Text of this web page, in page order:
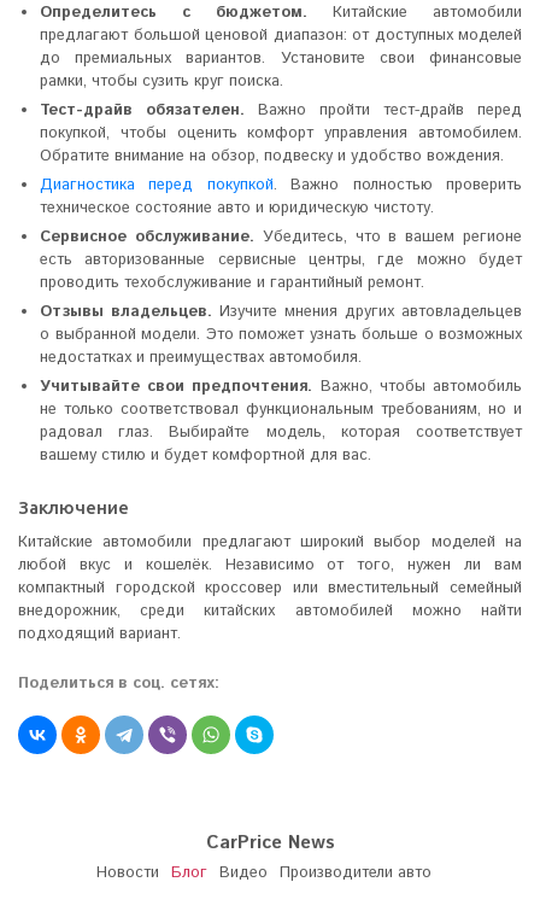
CarPrice News
Новости Блог Видео Производители авто
Определитесь с бюджетом. Китайские автомобили
предлагают большой ценовой диапазон: от доступных моделей
до премиальных вариантов. Установите свои финансовые
рамки, чтобы сузить круг поиска.
Тест-драйв обязателен. Важно пройти тест-драйв перед
покупкой, чтобы оценить комфорт управления автомобилем.
Обратите внимание на обзор, подвеску и удобство вождения.
Диагностика перед покупкой. Важно полностью проверить
техническое состояние авто и юридическую чистоту.
Сервисное обслуживание. Убедитесь, что в вашем регионе
есть авторизованные сервисные центры, где можно будет
проводить техобслуживание и гарантийный ремонт.
Отзывы владельцев. Изучите мнения других автовладельцев
о выбранной модели. Это поможет узнать больше о возможных
недостатках и преимуществах автомобиля.
Учитывайте свои предпочтения. Важно, чтобы автомобиль
не только соответствовал функциональным требованиям, но и
радовал глаз. Выбирайте модель, которая соответствует
вашему стилю и будет комфортной для вас.
Заключение
Китайские автомобили предлагают широкий выбор моделей на
любой вкус и кошелёк. Независимо от того, нужен ли вам
компактный городской кроссовер или вместительный семейный
внедорожник, среди китайских автомобилей можно найти
подходящий вариант.
Поделиться в соц. сетях: